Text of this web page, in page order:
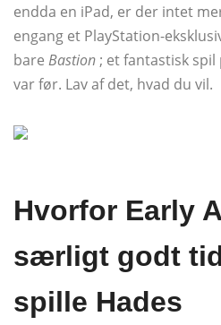
endda en iPad, er der intet
engang et PlayStation-
bare Bastion ; et fantastisk
var før. Lav af det, hvad du vil.
Hvorfor Early
særligt godt
spille Hades